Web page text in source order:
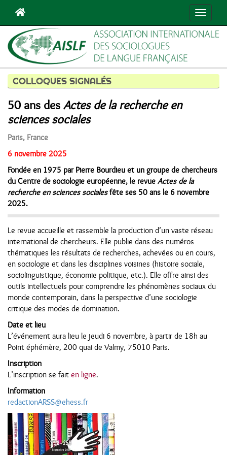
COLLOQUES SIGNALÉS
50 ans des Actes de la recherche en
sciences sociales
Paris, France
6 novembre 2025
Fondée en 1975 par Pierre Bourdieu et un groupe de chercheurs
du Centre de sociologie européenne, le revue Actes de la
recherche en sciences socialesfête ses 50 ans le 6 novembre
2025.
Le revue accueille et rassemble la production d’un vaste réseau
international de chercheurs. Elle publie dans des numéros
thématiques les résultats de recherches, achevées ou en cours,
en sociologie et dans les disciplines voisines (histoire sociale,
sociolinguistique, économie politique, etc.). Elle offre ainsi des
outils intellectuels pour comprendre les phénomènes sociaux du
monde contemporain, dans la perspective d’une sociologie
critique des modes de domination.
Date et lieu
L’événement aura lieu le jeudi 6 novembre, à partir de 18h au
Point éphémère, 200 quai de Valmy, 75010 Paris.
Inscription
L’inscription se fait en ligne.
Information
redactionARSS@ehess.fr